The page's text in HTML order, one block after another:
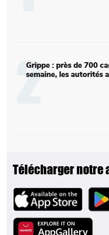
2
Grippe : près de 700
semaine, les autorités
Télécharger notre
Image Image
Image